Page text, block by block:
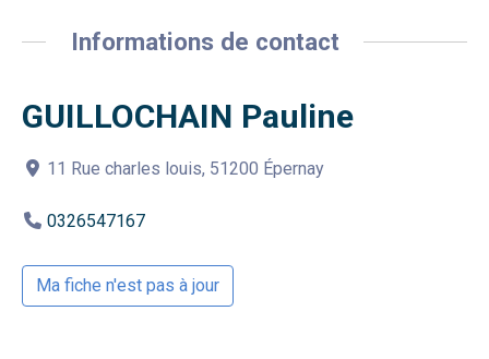
Informations de contact
GUILLOCHAIN Pauline
11 Rue charles louis, 51200 Épernay
0326547167
Ma fiche n'est pas à jour